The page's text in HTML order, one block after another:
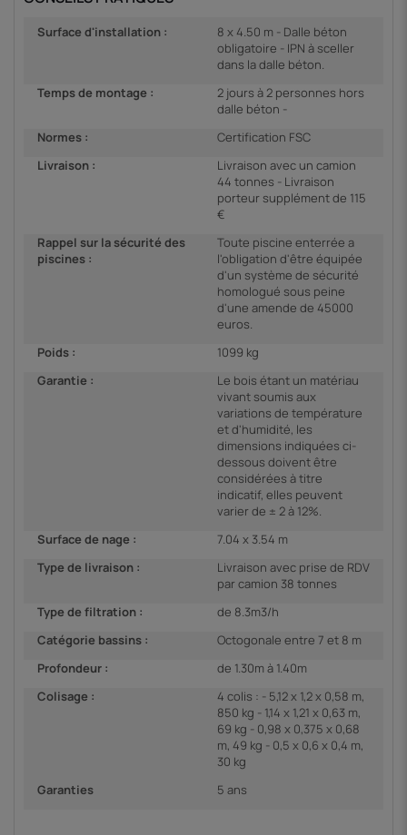
Surface d'installation :
8 x 4.50 m - Dalle béton
obligatoire - IPN à sceller
dans la dalle béton.
Temps de montage :
2 jours à 2 personnes hors
dalle béton -
Normes :
Certification FSC
Livraison :
Livraison avec un camion
44 tonnes - Livraison
porteur supplément de 115
€
Rappel sur la sécurité des
piscines :
Toute piscine enterrée a
l'obligation d'être équipée
d'un système de sécurité
homologué sous peine
d'une amende de 45000
euros.
Poids :
1099 kg
Garantie :
Le bois étant un matériau
vivant soumis aux
variations de température
et d'humidité, les
dimensions indiquées ci-
dessous doivent être
considérées à titre
indicatif, elles peuvent
varier de ± 2 à 12%.
Surface de nage :
7.04 x 3.54 m
Type de livraison :
Livraison avec prise de RDV
par camion 38 tonnes
Type de filtration :
de 8.3m3/h
Catégorie bassins :
Octogonale entre 7 et 8 m
Profondeur :
de 1.30m à 1.40m
Colisage :
4 colis : - 5,12 x 1,2 x 0,58 m,
850 kg - 1,14 x 1,21 x 0,63 m,
69 kg - 0,98 x 0,375 x 0,68
m, 49 kg - 0,5 x 0,6 x 0,4 m,
30 kg
Garanties
5 ans